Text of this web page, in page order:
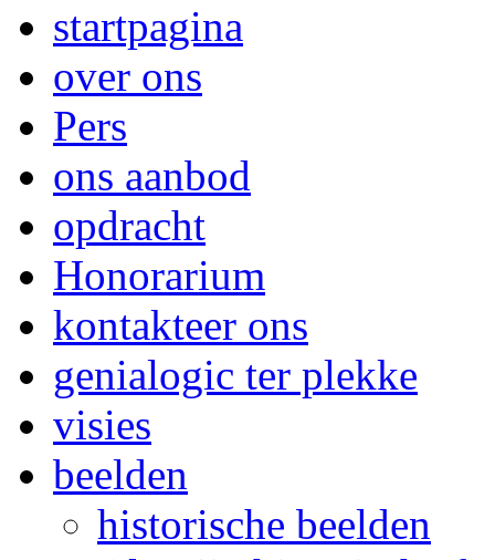
startpagina
over ons
Pers
ons aanbod
opdracht
Honorarium
kontakteer ons
genialogic ter plekke
visies
beelden
historische beelden